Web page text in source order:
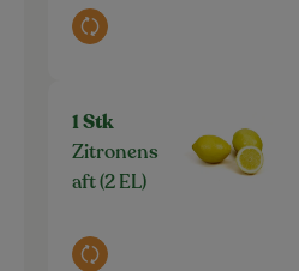
Auswahl ändern
1 Stk
Zitronens
aft (2 EL)
Auswahl ändern